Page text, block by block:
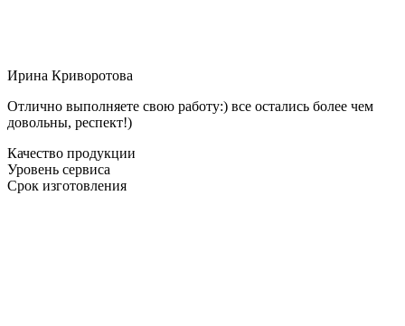
Ирина Криворотова
Отлично выполняете свою работу:) все остались более чем
довольны, респект!)
Качество продукции
Уровень сервиса
Срок изготовления